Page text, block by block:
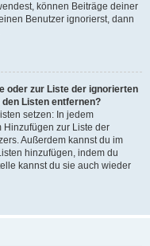
können Beiträge deiner
Benutzer ignorierst, dann
oder zur Liste der ignorierten
Listen entfernen?
setzen: In jedem
Hinzufügen zur Liste der
Außerdem kannst du im
hinzufügen, indem du
kannst du sie auch wieder